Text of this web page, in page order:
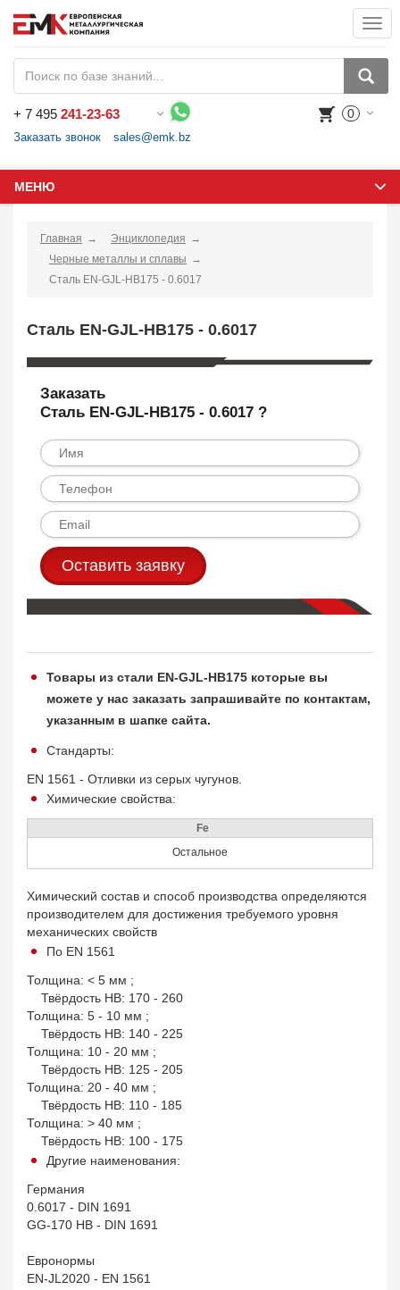
+ 7 495 241-23-63
Заказать звонок sales@emk.bz
0
МЕНЮ
Главная
Энциклопедия
Черные металлы и сплавы
Сталь EN-GJL-HB175 - 0.6017
Сталь EN-GJL-HB175 - 0.6017
Заказать
Сталь EN-GJL-HB175 - 0.6017 ?
Оставить заявку
Товары из стали EN-GJL-HB175 которые вы
можете у нас заказать запрашивайте по контактам,
указанным в шапке сайта.
Стандарты:
EN 1561 - Отливки из серых чугунов.
Химические свойства:
Fe
Остальное
Химический состав и способ производства определяются
производителем для достижения требуемого уровня
механических свойств
По EN 1561
Толщина: < 5 мм ;
Твёрдость HB: 170 - 260
Толщина: 5 - 10 мм ;
Твёрдость HB: 140 - 225
Толщина: 10 - 20 мм ;
Твёрдость HB: 125 - 205
Толщина: 20 - 40 мм ;
Твёрдость HB: 110 - 185
Толщина: > 40 мм ;
Твёрдость HB: 100 - 175
Другие наименования:
Германия
0.6017 - DIN 1691
GG-170 HB - DIN 1691
Евронормы
EN-JL2020 - EN 1561